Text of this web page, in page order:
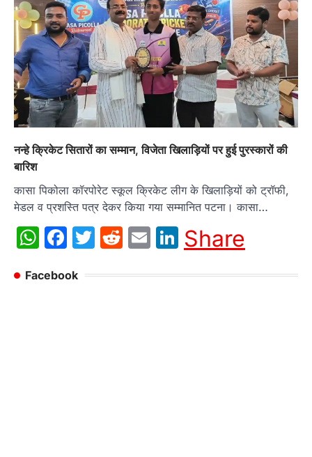
नन्हे क्रिकेट सितारों का सम्मान, विजेता खिलाड़ियों पर हुई पुरस्कारों की
बारिश
कासा पिकोला कॉरपोरेट स्कूल क्रिकेट लीग के खिलाड़ियों को ट्रॉफी,
मेडल व प्रशस्ति पत्र देकर किया गया सम्मानित पटना। कासा…
WhatsApp
Facebook
Twitter
Reddit
EmailLinkedIn
Share
Facebook